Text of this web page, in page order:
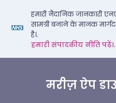
हमारी नैदानिक जानकारी
सामग्री बनाने के मानक
है।.
हमारी संपादकीय नीति पढ़ें।.
मरीज़ ऐप